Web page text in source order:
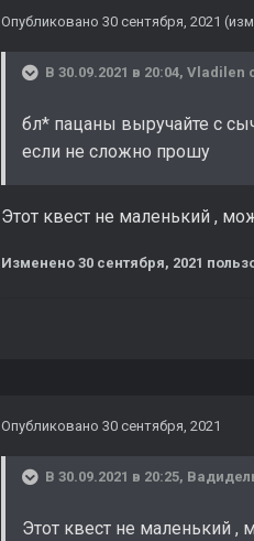
Опубликовано 30 сентября, 2021
В 30.09.2021 в 20:04, Vladilen
бл* пацаны выручайте с
если не сложно прошу
Этот квест не маленький ,
Изменено 30 сентября, 2021
Опубликовано 30 сентября, 2021
В 30.09.2021 в 20:25,
Этот квест не маленький ,